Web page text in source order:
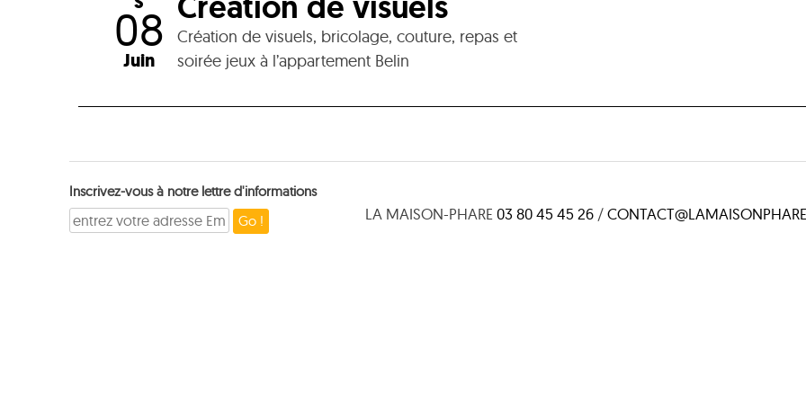
08
Juin
Création de visuels, bricolage, couture, repas et
soirée jeux à l’appartement Belin
Inscrivez-vous à notre lettre d'informations
LA MAISON-PHARE03 80 45 45 26 /